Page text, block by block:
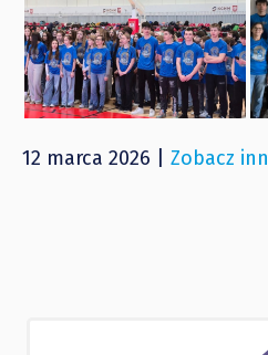
12 marca 2026 | Zobacz